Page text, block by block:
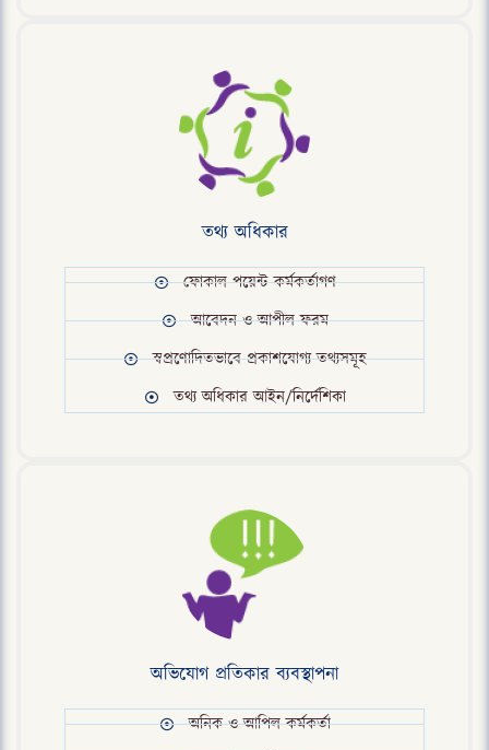
তথ্য অধিকার
ফোকাল পয়েন্ট কর্মকর্তাগণ
আবেদন ও আপীল ফরম
স্বপ্রণোদিতভাবে প্রকাশযোগ্য তথ্যসমূহ
তথ্য অধিকার আইন/নির্দেশিকা
অভিযোগ প্রতিকার ব্যবস্থাপনা
অনিক ও আপিল কর্মকর্তা